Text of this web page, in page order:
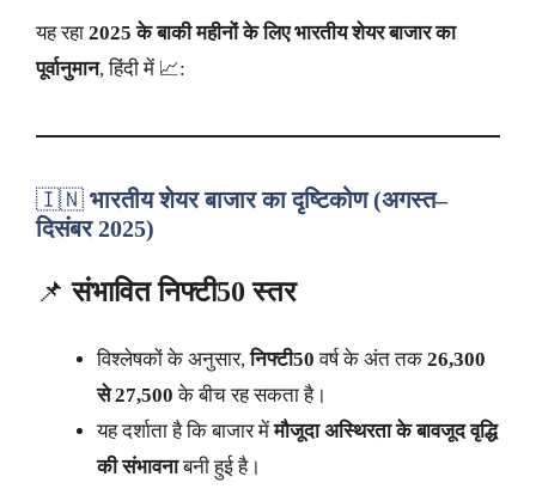
यह रहा 2025 के बाकी महीनों के लिए भारतीय शेयर बाजार का
पूर्वानुमान, हिंदी में 📈:
🇮🇳 भारतीय शेयर बाजार का दृष्टिकोण (अगस्त–
दिसंबर 2025)
📌संभावित निफ्टी50 स्तर
विश्लेषकों के अनुसार,निफ्टी50 वर्ष के अंत तक 26,300
से 27,500 के बीच रह सकता है।
यह दर्शाता है कि बाजार मेंमौजूदा अस्थिरता के बावजूद वृद्धि
की संभावनाबनी हुई है।